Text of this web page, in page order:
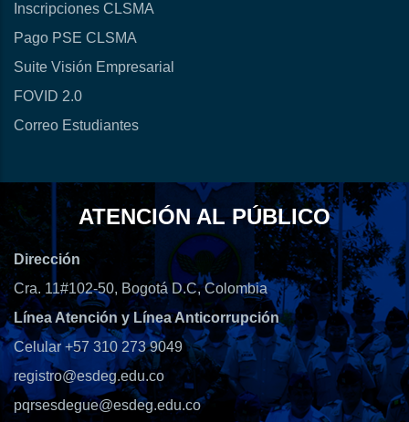
Inscripciones CLSMA
Pago PSE CLSMA
Suite Visión Empresarial
FOVID 2.0
Correo Estudiantes
ATENCIÓN AL PÚBLICO
Dirección
Cra. 11#102-50, Bogotá D.C, Colombia
Línea Atención y Línea Anticorrupción
Celular +57 310 273 9049
registro@esdeg.edu.co
pqrsesdegue@esdeg.edu.co